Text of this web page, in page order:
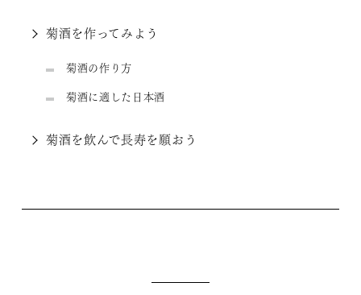
菊酒を作ってみよう
菊酒の作り方
菊酒に適した日本酒
菊酒を飲んで長寿を願おう